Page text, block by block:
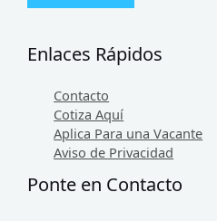
Enlaces Rápidos
Contacto
Cotiza Aquí
Aplica Para una Vacante
Aviso de Privacidad
Ponte en Contacto